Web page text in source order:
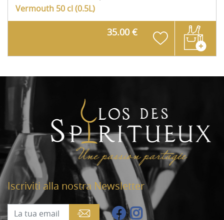
Vermouth 50 cl (0.5L)
35.00 €
Iscriviti alla nostra Newsletter